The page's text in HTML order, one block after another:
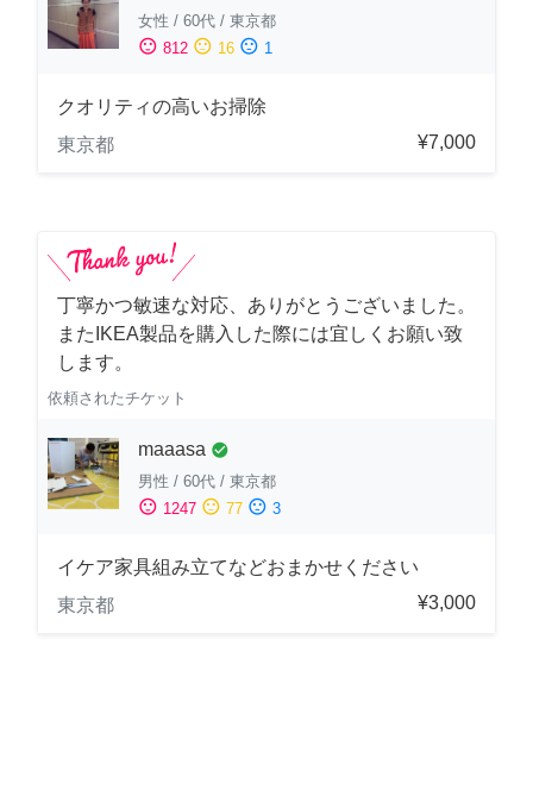
女性 / 60代 / 東京都
sentiment_satisfied 812 sentiment_neutral 16 sentiment_dissatisfied 1
クオリティの高いお掃除
東京都
¥7,000
丁寧かつ敏速な対応、ありがとうございました。
またIKEA製品を購入した際には宜しくお願い致
します。
依頼されたチケット
maaasa check_circle
男性 / 60代 / 東京都
sentiment_satisfied 1247 sentiment_neutral 77 sentiment_dissatisfied 3
イケア家具組み立てなどおまかせください
東京都
¥3,000